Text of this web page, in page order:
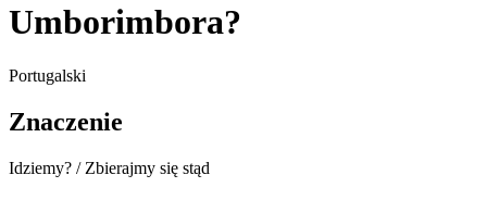
Umborimbora?
Portugalski
Znaczenie
Idziemy? / Zbierajmy się stąd